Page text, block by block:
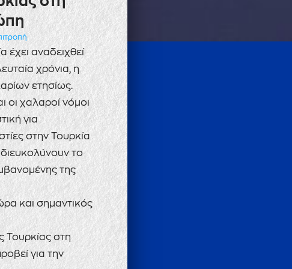
αναδειχθεί
χρόνια, η
ετησίως.
οι χαλαροί νόμοι
για
στην Τουρκία
το
της
και σημαντικός
Τουρκίας στη
για την